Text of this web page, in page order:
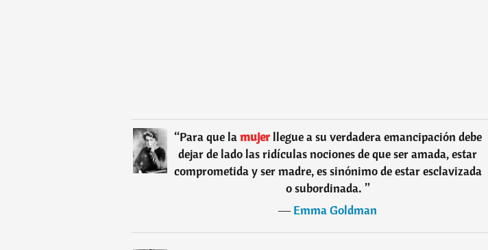
“Para que lamujer llegue a su verdadera emancipación debe
dejar de lado las ridículas nociones de que ser amada, estar
comprometida y ser madre, es sinónimo de estar esclavizada
o subordinada. ”
―Emma Goldman